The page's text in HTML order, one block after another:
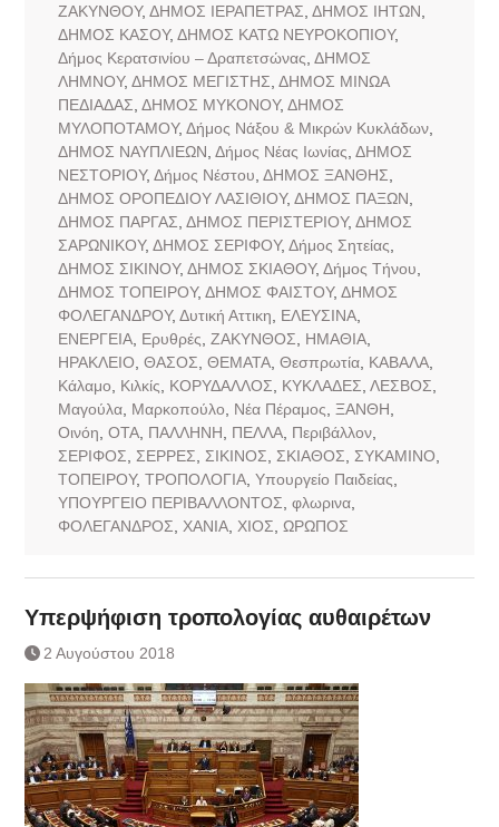
ΖΑΚΥΝΘΟΥ, ΔΗΜΟΣ ΙΕΡΑΠΕΤΡΑΣ ΔΗΜΟΣ ΙΗΤΩΝ
ΔΗΜΟΣ ΚΑΣΟΥ, ΔΗΜΟΣ ΚΑΤΩ ΝΕΥΡΟΚΟΠΙΟΥ,
Δήμος Κερατσινίου – Δραπετσώνας ΔΗΜΟΣ
ΛΗΜΝΟΥ, ΔΗΜΟΣ ΜΕΓΙΣΤΗΣ ΔΗΜΟΣ ΜΙΝΩΑ
ΠΕΔΙΑΔΑΣ ΔΗΜΟΣ ΜΥΚΟΝΟΥ, ΔΗΜΟΣ
ΜΥΛΟΠΟΤΑΜΟΥ, Δήμος Νάξου & Μικρών Κυκλάδων,
ΔΗΜΟΣ ΝΑΥΠΛΙΕΩΝ Δήμος Νέας Ιωνίας ΔΗΜΟΣ
ΝΕΣΤΟΡΙΟΥ, Δήμος Νέστου ΔΗΜΟΣ ΞΑΝΘΗΣ
ΔΗΜΟΣ ΟΡΟΠΕΔΙΟΥ ΛΑΣΙΘΙΟΥ, ΔΗΜΟΣ ΠΑΞΩΝ
ΔΗΜΟΣ ΠΑΡΓΑΣ ΔΗΜΟΣ ΠΕΡΙΣΤΕΡΙΟΥ, ΔΗΜΟΣ
ΣΑΡΩΝΙΚΟΥ, ΔΗΜΟΣ ΣΕΡΙΦΟΥ, Δήμος Σητείας
ΔΗΜΟΣ ΣΙΚΙΝΟΥ, ΔΗΜΟΣ ΣΚΙΑΘΟΥ, Δήμος Τήνου
ΔΗΜΟΣ ΤΟΠΕΙΡΟΥ, ΔΗΜΟΣ ΦΑΙΣΤΟΥ, ΔΗΜΟΣ
ΦΟΛΕΓΑΝΔΡΟΥ, Δυτική Αττικη ΕΛΕΥΣΙΝΑ,
ΕΝΕΡΓΕΙΑ, Ερυθρές ΖΑΚΥΝΘΟΣ ΗΜΑΘΙΑ,
ΗΡΑΚΛΕΙΟ ΘΑΣΟΣ ΘΕΜΑΤΑ, Θεσπρωτία, ΚΑΒΑΛΑ,
Κάλαμο
Κιλκίς ΚΟΡΥΔΑΛΛΟΣ ΚΥΚΛΑΔΕΣ ΛΕΣΒΟΣ
Μαγούλα, Μαρκοπούλο Νέα Πέραμος ΞΑΝΘΗ
Οινόη ΟΤΑ, ΠΑΛΛΗΝΗ ΠΕΛΛΑ, Περιβάλλον,
ΣΕΡΙΦΟΣ
ΣΕΡΡΕΣ ΣΙΚΙΝΟΣ ΣΚΙΑΘΟΣ ΣΥΚΑΜΙΝΟ
ΤΟΠΕΙΡΟΥ, ΤΡΟΠΟΛΟΓΙΑ, Υπουργείο Παιδείας
ΥΠΟΥΡΓΕΙΟ ΠΕΡΙΒΑΛΛΟΝΤΟΣ φλωρινα,
ΦΟΛΕΓΑΝΔΡΟΣ
ΧΑΝΙΑ, ΧΙΟΣ ΩΡΩΠΟΣ
Υπερψήφιση τροπολογίας αυθαιρέτων
2 Αυγούστου 2018